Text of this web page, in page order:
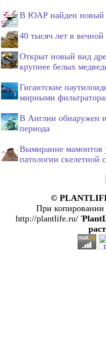
В ЮАР найден новый
40 тысяч лет в вечной
Открыт новый вид
крупнее белых
Гигантские
мирными
В Англии обнаружен
периода
Вымирание мамонтов
патологии скелетной
©
При копировании
http://plantlife.ru/ '